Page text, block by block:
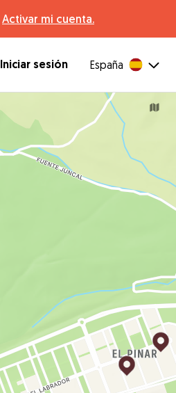
Activar mi cuenta.
Iniciar sesión España